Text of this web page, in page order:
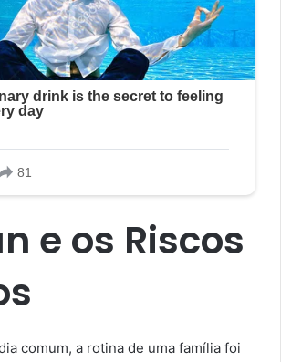
e os Riscos
comum, a rotina de uma família foi